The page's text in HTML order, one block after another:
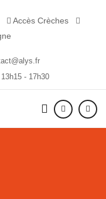
Accès Crèches
- 17h30